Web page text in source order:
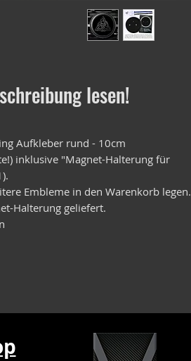
lesen!
Aufkleber rund - 10cm
inklusive "Magnet-Halterung für
Embleme in den Warenkorb legen.
Halterung geliefert.